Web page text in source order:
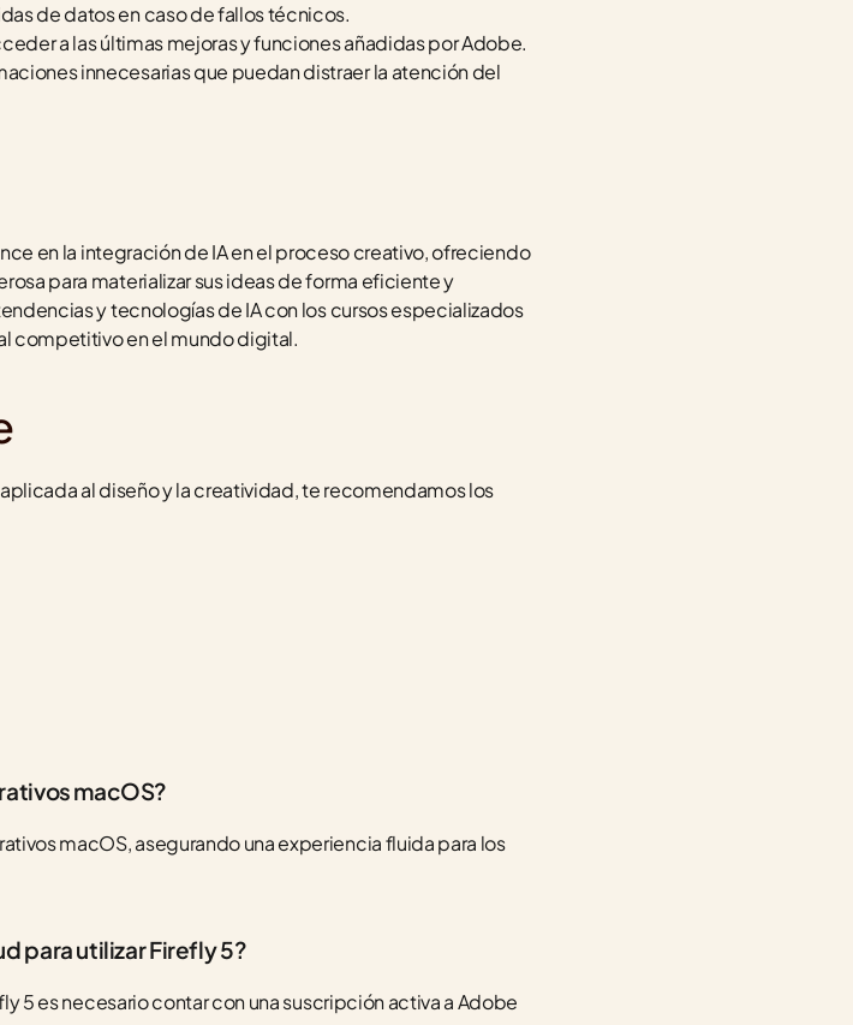
de datos en caso de fallos técnicos.
a las últimas mejoras y funciones añadidas por Adobe.
innecesarias que puedan distraer la atención del
en la integración de IA en el proceso creativo, ofreciendo
para materializar sus ideas de forma eficiente y
y tecnologías de IA con los cursos especializados
competitivo en el mundo digital.
al diseño y la creatividad, te recomendamos los
macOS?
macOS, asegurando una experiencia fluida para los
para utilizar Firefly 5?
5 es necesario contar con una suscripción activa a Adobe